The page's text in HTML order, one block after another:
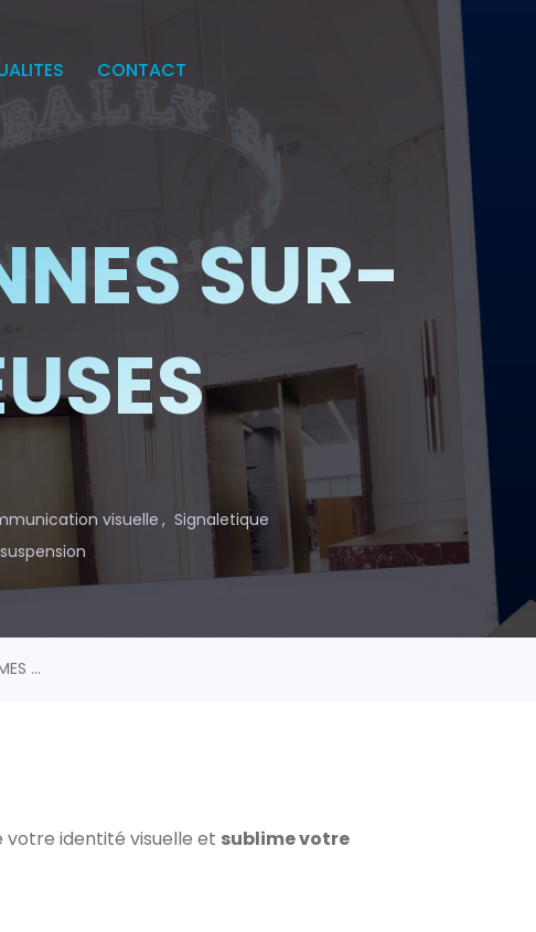
CONTACT
SUR-
visuelle
Signaletique
suspension
...
votre identité visuelle et sublime votre